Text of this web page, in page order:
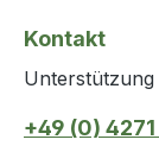
Kontakt
+49 (0)